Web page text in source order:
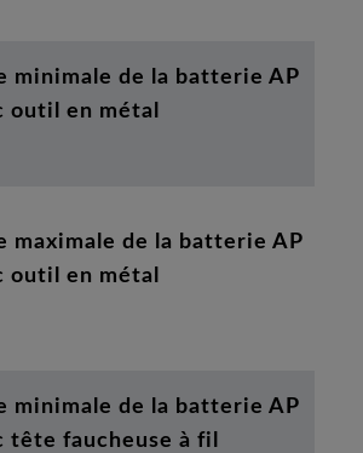
minimale de la batterie AP
outil en métal
maximale de la batterie AP
outil en métal
minimale de la batterie AP
tête faucheuse à fil